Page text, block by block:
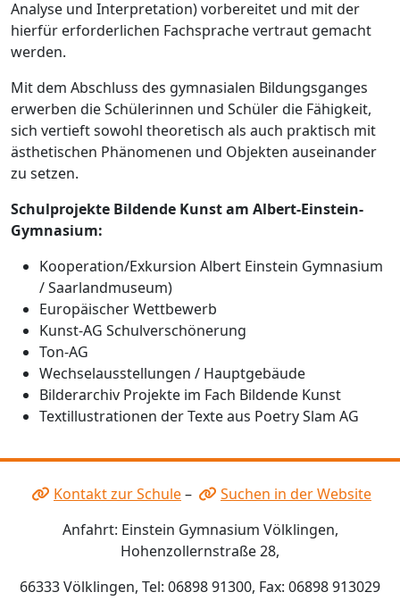
Analyse und Interpretation) vorbereitet und mit der
hierfür erforderlichen Fachsprache vertraut gemacht
werden.
Mit dem Abschluss des gymnasialen Bildungsganges
erwerben die Schülerinnen und Schüler die Fähigkeit,
sich vertieft sowohl theoretisch als auch praktisch mit
ästhetischen Phänomenen und Objekten auseinander
zu setzen.
Schulprojekte Bildende Kunst am Albert-Einstein-
Gymnasium:
Kooperation/Exkursion Albert Einstein Gymnasium
/ Saarlandmuseum)
Europäischer Wettbewerb
Kunst-AG Schulverschönerung
Ton-AG
Wechselausstellungen / Hauptgebäude
Bilderarchiv Projekte im Fach Bildende Kunst
Textillustrationen der Texte aus Poetry Slam AG
Kontakt zur Schule–
Suchen in der Website
Anfahrt: Einstein Gymnasium Völklingen,
Hohenzollernstraße 28,
66333 Völklingen, Tel: 06898 91300, Fax: 06898 913029